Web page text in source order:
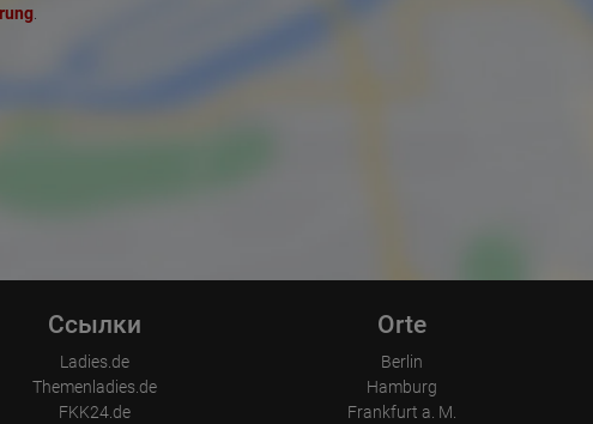
.
Ссылки
Ladies.de
Themenladies.de
FKK24.de
Orte
Berlin
Hamburg
Frankfurt a. M.